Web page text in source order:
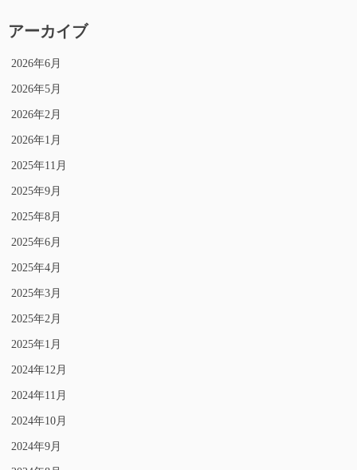
アーカイブ
2026年6月
2026年5月
2026年2月
2026年1月
2025年11月
2025年9月
2025年8月
2025年6月
2025年4月
2025年3月
2025年2月
2025年1月
2024年12月
2024年11月
2024年10月
2024年9月